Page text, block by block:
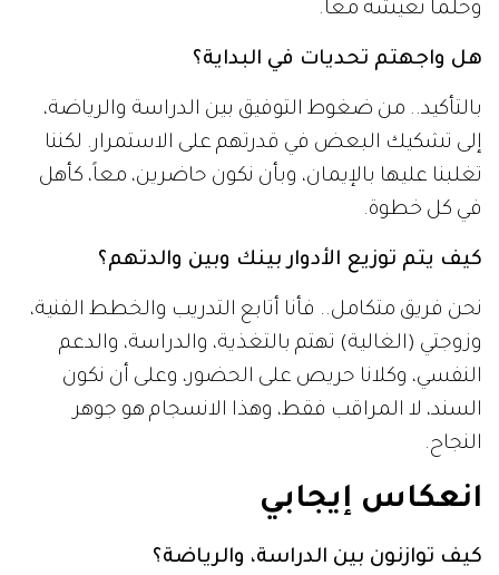
وحلماً نعيشه معاً.
هل واجهتم تحديات في البداية؟
بالتأكيد.. من ضغوط التوفيق بين الدراسة والرياضة،
إلى تشكيك البعض في قدرتهم على الاستمرار. لكننا
تغلبنا عليها بالإيمان، وبأن نكون حاضرين، معاً، كأهل
في كل خطوة.
كيف يتم توزيع الأدوار بينك وبين والدتهم؟
نحن فريق متكامل.. فأنا أتابع التدريب والخطط الفنية،
وزوجتي (الغالية) تهتم بالتغذية، والدراسة، والدعم
النفسي، وكلانا حريص على الحضور، وعلى أن نكون
السند، لا المراقب فقط، وهذا الانسجام هو جوهر
النجاح.
انعكاس إيجابي
كيف توازنون بين الدراسة، والرياضة؟